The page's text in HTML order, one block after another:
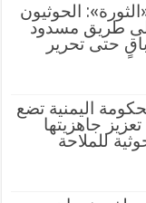
الحوثيون
طريق مسدود
حتى تحرير
اليمنية تضع
جاهزيتها
للملاحة